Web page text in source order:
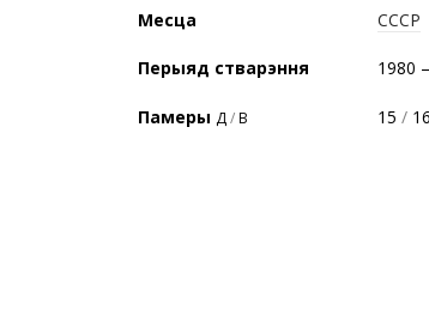
Месца СССР
Перыяд стварэння 1980
Памеры Д/В 15 /